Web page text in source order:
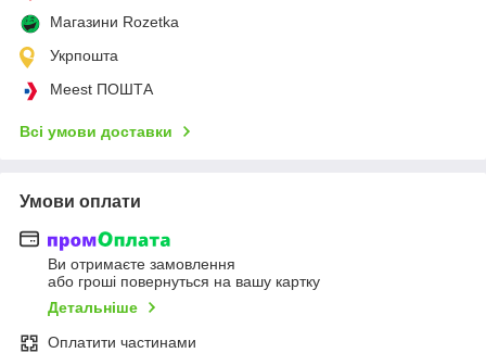
Магазини Rozetka
Укрпошта
Meest ПОШТА
Всі умови доставки
Умови оплати
Ви отримаєте замовлення
або гроші повернуться на вашу картку
Детальніше
Оплатити частинами